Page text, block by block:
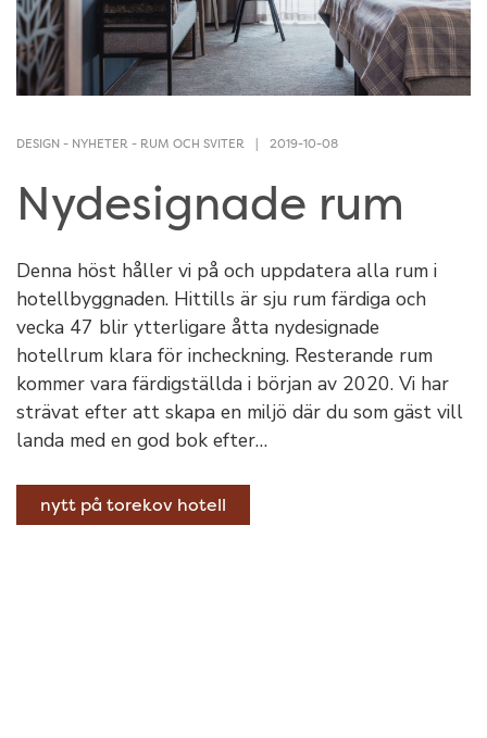
DESIGN- NYHETER- RUM OCH SVITER 2019-10-08
Nydesignade rum
Denna höst håller vi på och uppdatera alla rum i
hotellbyggnaden. Hittills är sju rum färdiga och
vecka 47 blir ytterligare åtta nydesignade
hotellrum klara för incheckning. Resterande rum
kommer vara färdigställda i början av 2020. Vi har
strävat efter att skapa en miljö där du som gäst vill
landa med en god bok efter…
nytt på torekov hotell